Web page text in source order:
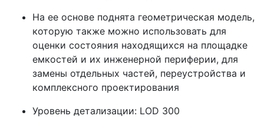
На ее основе поднята геометрическая модель,
которую также можно использовать для
оценки состояния находящихся на площадке
емкостей и их инженерной периферии, для
замены отдельных частей, переустройства и
комплексного проектирования
Уровень детализации: LOD 300